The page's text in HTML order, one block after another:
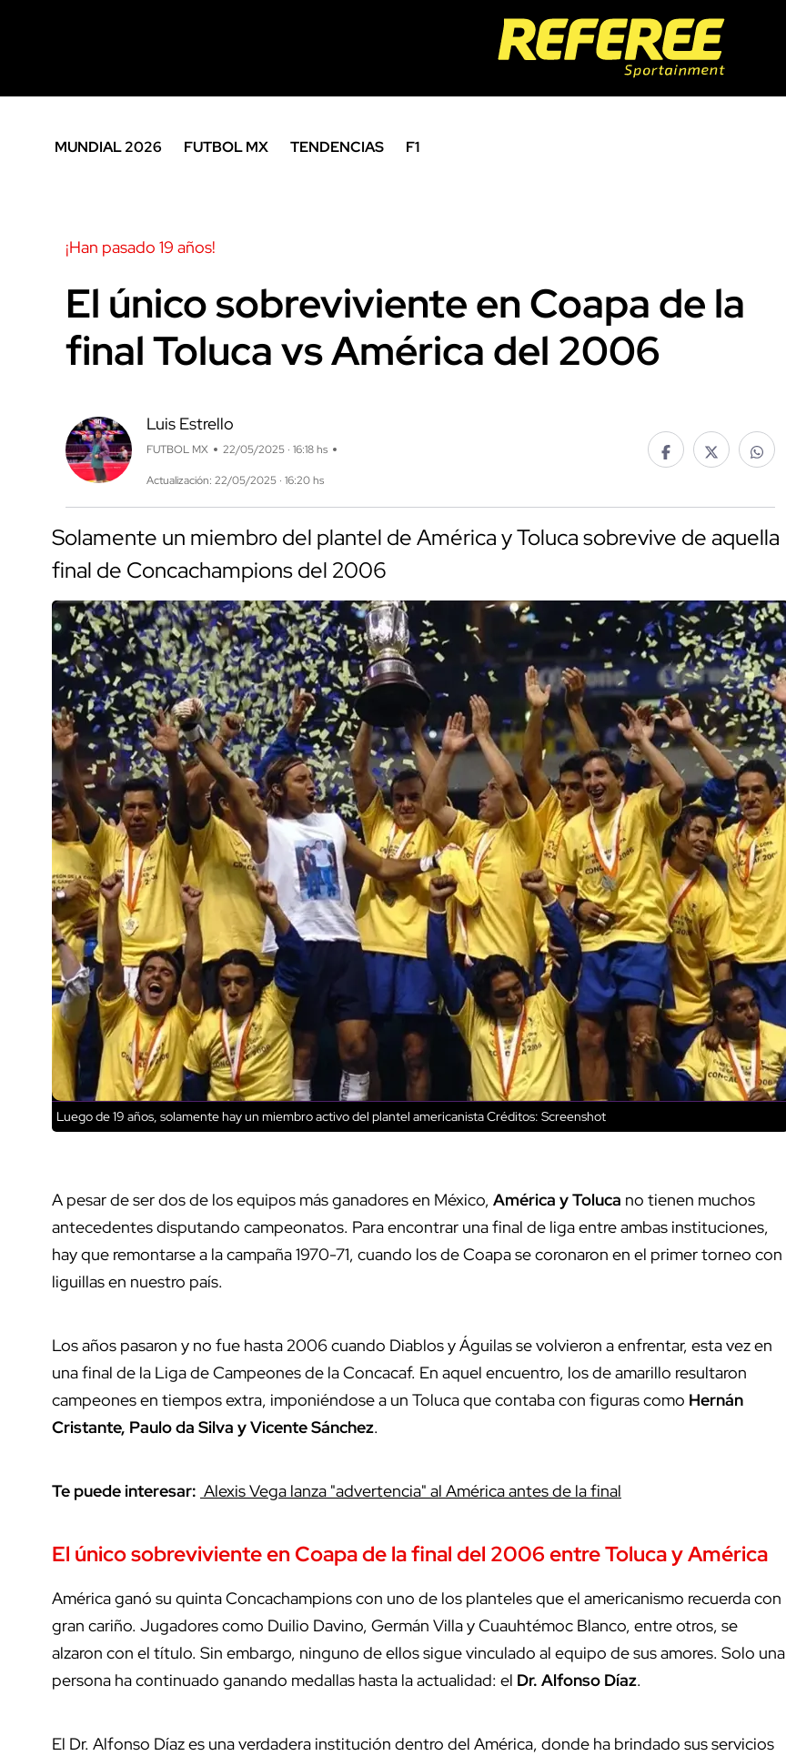
MUNDIAL 2026 FUTBOL MX TENDENCIAS
F1
¡Han pasado 19 años!
El único sobreviviente en Coapa de la
final Toluca vs América del 2006
Luis Estrello
FUTBOL MX 22/05/2025 · 16:18 hs
Actualización: 22/05/2025 · 16:20 hs
Solamente un miembro del plantel de América y Toluca sobrevive de aquella
final de Concachampions del 2006
Luego de 19 años, solamente hay un miembro activo del plantel americanistaCréditos: Screenshot
A pesar de ser dos de los equipos más ganadores en México, América y Toluca no tienen muchos
antecedentes disputando campeonatos. Para encontrar una final de liga entre ambas instituciones,
hay que remontarse a la campaña 1970-71, cuando los de Coapa se coronaron en el primer torneo con
liguillas en nuestro país.
Los años pasaron y no fue hasta 2006 cuando Diablos y Águilas se volvieron a enfrentar, esta vez en
una final de la Liga de Campeones de la Concacaf. En aquel encuentro, los de amarillo resultaron
campeones en tiempos extra, imponiéndose a un Toluca que contaba con figuras como Hernán
Cristante, Paulo da Silva y Vicente Sánchez.
Te puede interesar: Alexis Vega lanza "advertencia" al América antes de la final
El único sobreviviente en Coapa de la final del 2006 entre Toluca y América
América ganó su quinta Concachampions con uno de los planteles que el americanismo recuerda con
gran cariño. Jugadores como Duilio Davino, Germán Villa y Cuauhtémoc Blanco, entre otros, se
alzaron con el título. Sin embargo, ninguno de ellos sigue vinculado al equipo de sus amores. Solo una
persona ha continuado ganando medallas hasta la actualidad: el Dr. Alfonso Díaz.
El Dr. Alfonso Díaz es una verdadera institución dentro del América, donde ha brindado sus servicios